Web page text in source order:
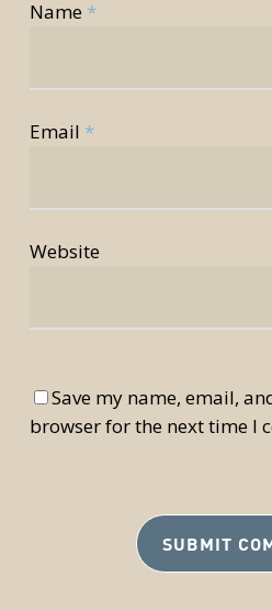
Name *
Email *
Website
Save my name, email,
browser for the next time I